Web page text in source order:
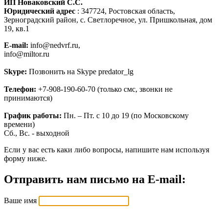
ИП Новаковский С.С.
Юридический адрес : 347724, Ростовская область,
Зерноградский район, с. Светлоречное, ул. Пришкольная, дом
19, кв.1
E-mail: info@nedvrf.ru,
info@miltor.ru
Skype: Позвонить на Skype predator_lg
Телефон: +7-908-190-60-70 (только смс, звонки не
принимаются)
График работы: Пн. – Пт. с 10 до 19 (по Московскому
времени)
Сб., Вс. - выходной
Если у вас есть каки либо вопросы, напишите нам используя
форму ниже.
Отправить нам письмо на E-mail:
Ваше имя